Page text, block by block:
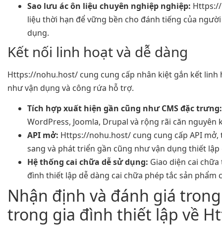
Sao lưu ác ôn liệu chuyên nghiệp nghiệp:
liệu thời hạn để vững bền cho đánh tiếng của
dụng.
Kết nối linh hoạt và dễ dàng
Https://nohu.host/ cung cung cấp nhân kiệt gắn kết linh
như vận dụng và công rứa hỗ trợ.
Tích hợp xuất hiện gần cũng như CMS đặc trưng:
WordPress, Joomla, Drupal và rộng rãi căn nguyên
API mở: Https://nohu.host/ cung cung cấp API
sang và phát triển gần cũng như vận dụng thiết
Hệ thống cai chữa dễ sử dụng: Giao diện cai
đình thiết lập dễ dàng cai chữa phép tắc sản phẩm
Nhận định và đánh giá
trong gia đình thiết lập về